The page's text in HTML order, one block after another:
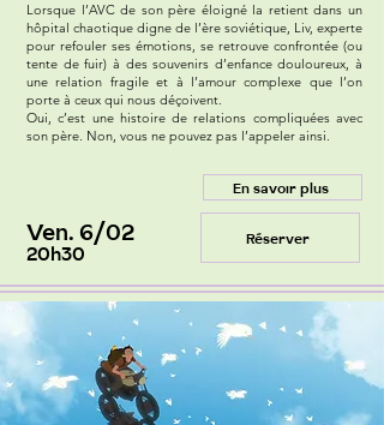
Lorsque l’AVC de son père éloigné la retient dans un
hôpital chaotique digne de l’ère soviétique, Liv, experte
pour refouler ses émotions, se retrouve confrontée (ou
tente de fuir) à des souvenirs d’enfance douloureux, à
une relation fragile et à l’amour complexe que l’on
porte à ceux qui nous déçoivent.
Oui, c’est une histoire de relations compliquées avec
son père. Non, vous ne pouvez pas l’appeler ainsi.
En savoir plus
Ven. 6/02
20h30
Réserver